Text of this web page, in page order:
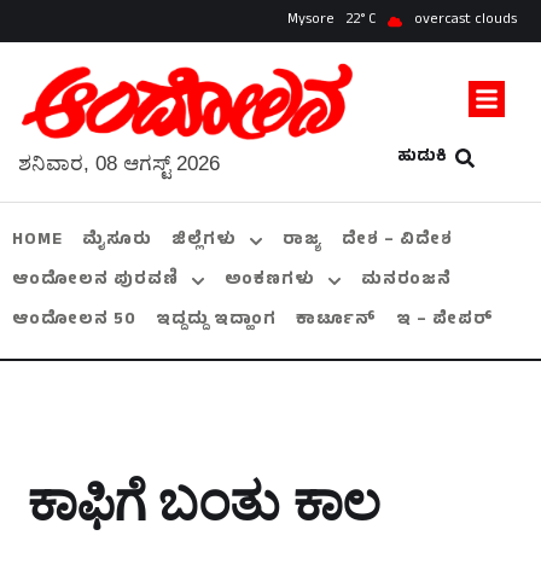
Mysore 22 overcast clouds
ಹುಡುಕಿ
ಶನಿವಾರ, 08 ಆಗಸ್ಟ್ 2026
HOME ಮೈಸೂರು ಜಿಲ್ಲೆಗಳು ರಾಜ್ಯ
ದೇಶ – ವಿದೇಶ
ಆಂದೋಲನ ಪುರವಣಿ
ಅಂಕಣಗಳು
ಮನರಂಜನೆ
ಆಂದೋಲನ 50
ಇದ್ದದ್ದು ಇದ್ಹಾಂಗ ಕಾರ್ಟೂನ್ ಇ – ಪೇಪರ್
ಕಾಫಿಗೆ ಬಂತು ಕಾಲ